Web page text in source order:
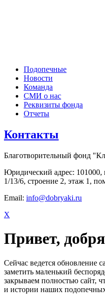
Подопечные
Новости
Команда
СМИ о нас
Реквизиты фонда
Отчеты
Контакты
Благотворительный фонд
Юридический адрес:
1/13/6, строение 2, этаж 1,
Email: info@dobryaki.ru
X
Привет,
Сейчас ведется обновление
заметить маленький
закрываем полностью сайт,
и истории наших